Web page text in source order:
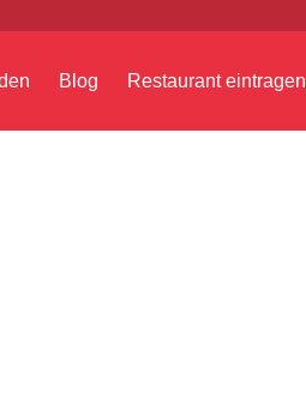
Blog Restaurant eintragen